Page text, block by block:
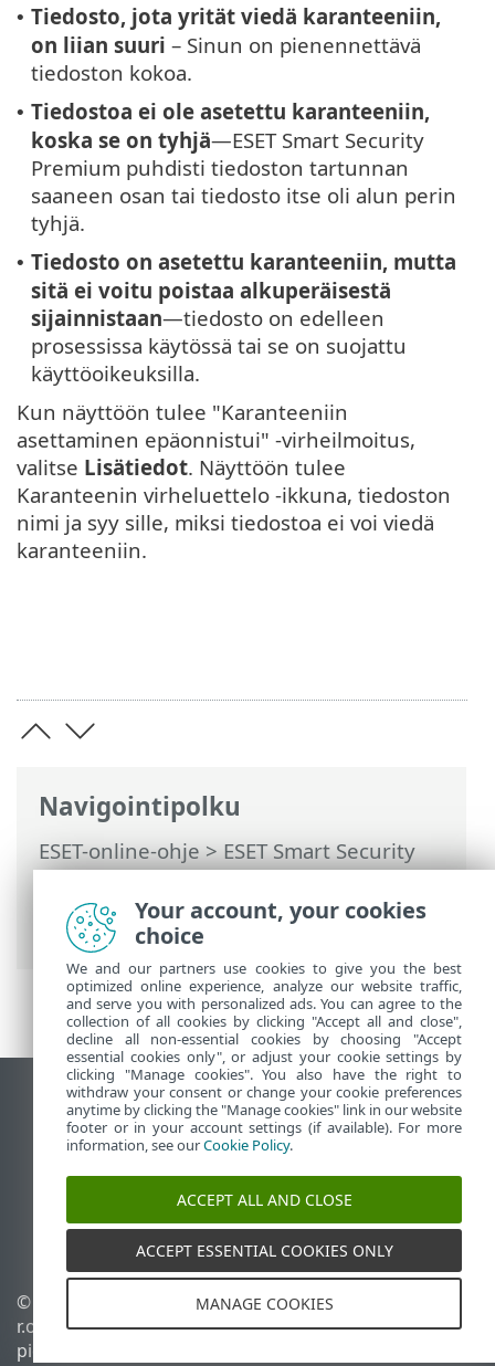
Navigointipolku
ESET-online-ohje>ESET Smart Security
Premium>Tuotteen ESET Smart Security
Premium käsitteleminen >Työkalut>
Karanteeni
• Tiedosto, jota yrität viedä karanteeniin,
on liian suuri – Sinun on pienennettävä
tiedoston kokoa.
• Tiedostoa ei ole asetettu karanteeniin,
koska se on tyhjä—ESET Smart Security
Premium puhdisti tiedoston tartunnan
saaneen osan tai tiedosto itse oli alun perin
tyhjä.
• Tiedosto on asetettu karanteeniin, mutta
sitä ei voitu poistaa alkuperäisestä
sijainnistaan—tiedosto on edelleen
prosessissa käytössä tai se on suojattu
käyttöoikeuksilla.
Kun näyttöön tulee "Karanteeniin
asettaminen epäonnistui" -virheilmoitus,
valitse Lisätiedot. Näyttöön tulee
Karanteenin virheluettelo ‑ikkuna, tiedoston
nimi ja syy sille, miksi tiedostoa ei voi viedä
karanteeniin.
Näytä tietokonesivusto
End of Life
ESET-tietämyskanta
ESET-foorumi
ESET Status Portal
Alueellinen tuki
© 1992 - 2025 ESET, spol. s
r.o. – Kaikki oikeudet
pidätetään.
Evästeiden hallinta
Evästekäytäntö
Your account, your cookies
choice
We and our partners use cookies to give you the best
optimized online experience, analyze our website traffic,
and serve you with personalized ads. You can agree to the
collection of all cookies by clicking "Accept all and close",
decline all non-essential cookies by choosing "Accept
essential cookies only", or adjust your cookie settings by
clicking "Manage cookies". You also have the right to
withdraw your consent or change your cookie preferences
anytime by clicking the "Manage cookies" link in our website
footer or in your account settings (if available). For more
information, see ourCookie Policy.
ACCEPT ALL AND CLOSE
ACCEPT ESSENTIAL COOKIES ONLY
MANAGE COOKIES